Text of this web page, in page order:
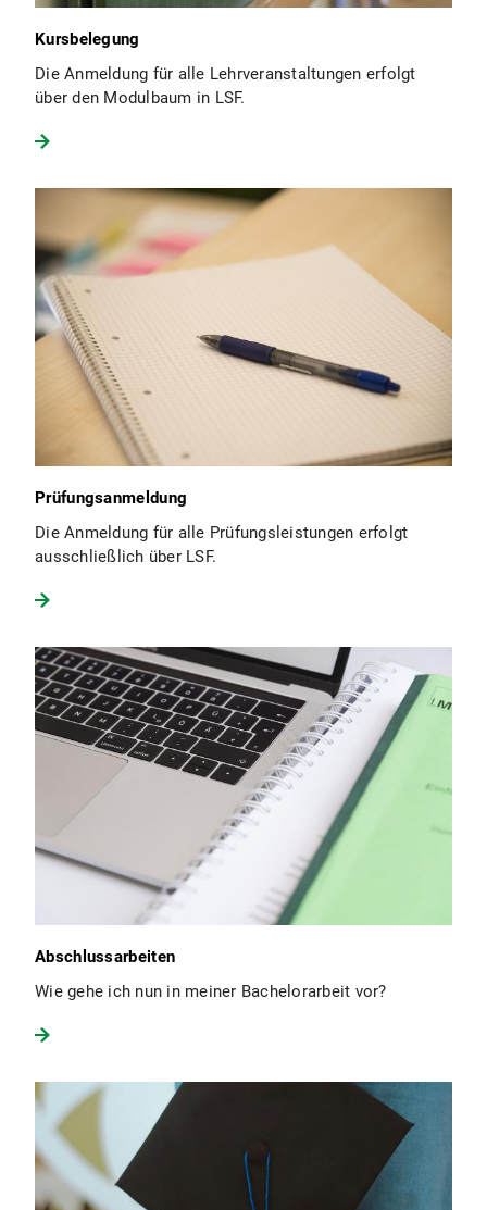
Kursbelegung
Die Anmeldung für alle Lehrveranstaltungen erfolgt
über den Modulbaum in LSF.
Prüfungsanmeldung
Die Anmeldung für alle Prüfungsleistungen erfolgt
ausschließlich über LSF.
Abschlussarbeiten
Wie gehe ich nun in meiner Bachelorarbeit vor?